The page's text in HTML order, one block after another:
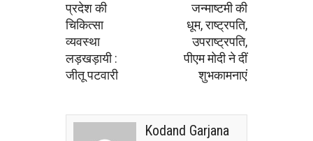
प्रदेश की
चिकित्सा
व्यवस्था
लड़खड़ायी :
जीतू पटवारी
जन्माष्टमी की
धूम, राष्‍ट्रपति,
उपराष्ट्रपति,
पीएम मोदी ने दीं
शुभकामनाएं
Kodand Garjana